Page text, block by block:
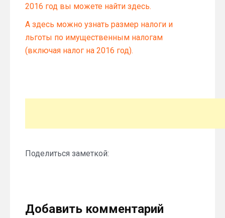
2016 год вы можете найти здесь.
А здесь можно узнать размер налоги и
льготы по имущественным налогам
(включая налог на 2016 год).
Поделиться заметкой:
Добавить комментарий